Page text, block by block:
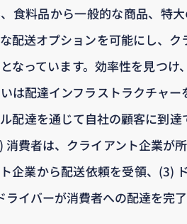
食料品から一般的な商品、特
配送オプションを可能にし、
なっています。効率性を見つ
は配達インフラストラクチャ
配達を通じて自社の顧客に到
消費者は、クライアント企業が
企業から配送依頼を受領、(3)
ライバーが消費者への配達を完了